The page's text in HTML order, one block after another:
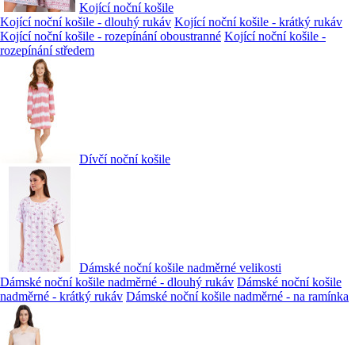
Kojící noční košile
Kojící noční košile - dlouhý rukáv Kojící noční košile - krátký rukáv
Kojící noční košile - rozepínání oboustranné Kojící noční košile -
rozepínání středem
Dívčí noční košile
Dámské noční košile nadměrné velikosti
Dámské noční košile nadměrné - dlouhý rukáv Dámské noční košile
nadměrné - krátký rukáv Dámské noční košile nadměrné - na ramínka